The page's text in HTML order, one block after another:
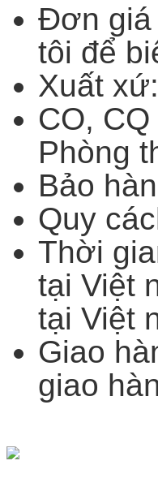
Đơn giá
tôi để
Xuất
CO,
Phòng
Bảo
Quy
Thời
tại Việt
tại Việt
Giao
giao